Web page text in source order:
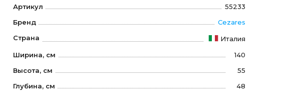
Артикул
55233
Бренд
Cezares
Страна
Италия
Ширина, см
140
Высота, см
55
Глубина, см
48